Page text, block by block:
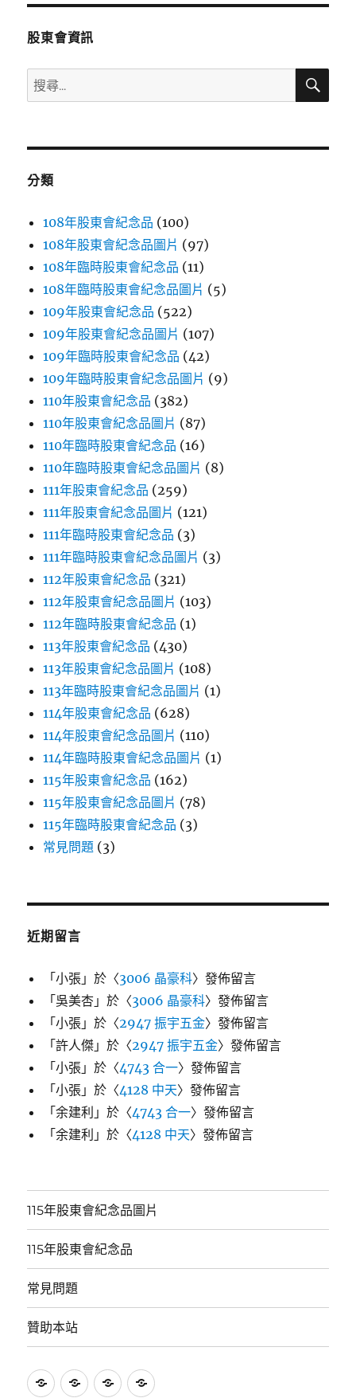
分
股東會資訊
搜
尋
鍵
搜
分類
108年股東會紀念品 (100)
108年股東會紀念品圖片 (97)
108年臨時股東會紀念品 (11)
108年臨時股東會紀念品圖片 (5)
109年股東會紀念品 (522)
109年股東會紀念品圖片 (107)
109年臨時股東會紀念品 (42)
109年臨時股東會紀念品圖片 (9)
110年股東會紀念品 (382)
110年股東會紀念品圖片 (87)
110年臨時股東會紀念品 (16)
110年臨時股東會紀念品圖片 (8)
111年股東會紀念品 (259)
111年股東會紀念品圖片 (121)
111年臨時股東會紀念品 (3)
111年臨時股東會紀念品圖片 (3)
112年股東會紀念品 (321)
112年股東會紀念品圖片 (103)
112年臨時股東會紀念品 (1)
113年股東會紀念品 (430)
113年股東會紀念品圖片 (108)
113年臨時股東會紀念品圖片 (1)
114年股東會紀念品 (628)
114年股東會紀念品圖片 (110)
114年臨時股東會紀念品圖片 (1)
115年股東會紀念品 (162)
115年股東會紀念品圖片 (78)
115年臨時股東會紀念品 (3)
常見問題 (3)
近期留言
「小張 」於〈3006 晶豪科〉發佈留言
「吳美杏 」於〈3006 晶豪科〉發佈留言
「小張 」於〈2947 振宇五金〉發佈留言
「許人傑 」於〈2947 振宇五金〉發佈留言
「小張 」於〈4743 合一〉發佈留言
「小張 」於〈4128 中天〉發佈留言
「余建利 」於〈4743 合一〉發佈留言
「余建利 」於〈4128 中天〉發佈留言
115年股東會紀念品圖片
115年股東會紀念品
常見問題
贊助本站
115
115
常
贊